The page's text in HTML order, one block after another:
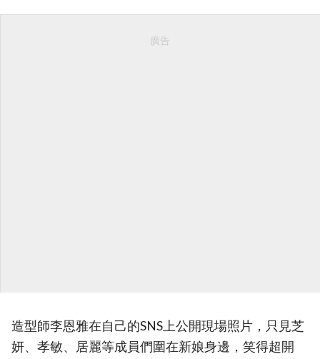
廣告
造型師李恩雅在自己的SNS上公開現場照片，只見芝
妍、孝敏、居麗等成員們圍在新娘身邊，笑得超開